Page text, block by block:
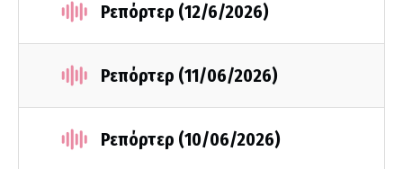
Ρεπόρτερ (12/6/2026)
Ρεπόρτερ (11/06/2026)
Ρεπόρτερ (10/06/2026)